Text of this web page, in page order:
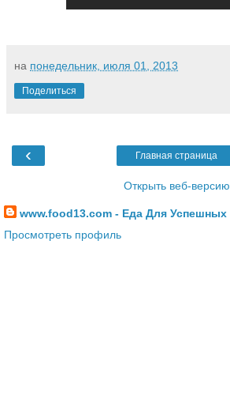
на понедельник, июля 01, 2013
Поделиться
‹ Главная страница
Открыть веб-версию
www.food13.com - Еда Для Успешных
Просмотреть профиль